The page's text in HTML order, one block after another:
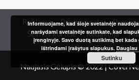
Reklama Prenumerata
Šeimos kortelė
Redakcija
Naujasis Gėlupis © 2022|
Informuojame, kad šioje svetainėje
naršydami svetainėje sutinkate, kad
įrenginyje. Savo duotą sutikimą bet
ištrindami įrašytus slapukus.
Sutinku